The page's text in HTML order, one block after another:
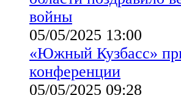
войны
05/05/2025 13:00
«Южный Кузбасс»
конференции
05/05/2025 09:28